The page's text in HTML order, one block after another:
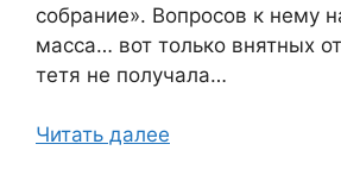
собрание». Вопросов к нему
масса… вот только внятных
тетя не получала…
Читать далее